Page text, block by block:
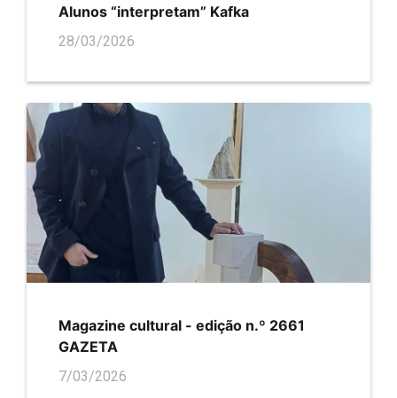
Alunos “interpretam” Kafka
28/03/2026
Magazine cultural - edição n.º 2661
GAZETA
7/03/2026